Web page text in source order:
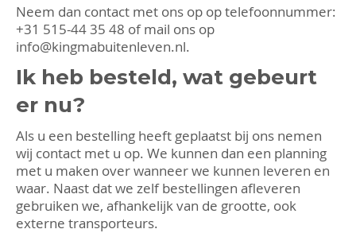
Neem dan contact met ons op op telefoonnummer:
+31 515-44 35 48 of mail ons op
info@kingmabuitenleven.nl.
Ik heb besteld, wat gebeurt
er nu?
Als u een bestelling heeft geplaatst bij ons nemen
wij contact met u op. We kunnen dan een planning
met u maken over wanneer we kunnen leveren en
waar. Naast dat we zelf bestellingen afleveren
gebruiken we, afhankelijk van de grootte, ook
externe transporteurs.